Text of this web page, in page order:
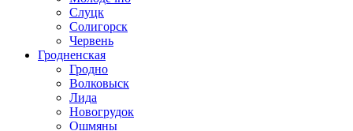
Слуцк
Солигорск
Червень
Гродненская
Гродно
Волковыск
Лида
Новогрудок
Ошмяны